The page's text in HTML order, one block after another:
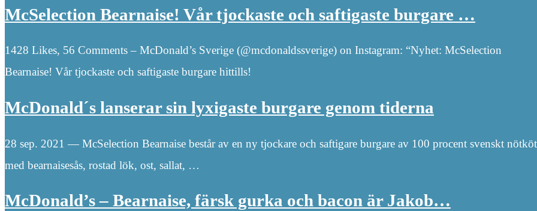
McSelection Bearnaise! Vår tjockaste och saftigaste burgare …
1428 Likes, 56 Comments – McDonald’s Sverige (@mcdonaldssverige) on Instagram: “Nyhet: McSelection
Bearnaise! Vår tjockaste och saftigaste burgare hittills!
McDonald´s lanserar sin lyxigaste burgare genom tiderna
28 sep. 2021 — McSelection Bearnaise består av en ny tjockare och saftigare burgare av 100 procent svenskt
med bearnaisesås, rostad lök, ost, sallat, …
McDonald’s – Bearnaise, färsk gurka och bacon är Jakob…